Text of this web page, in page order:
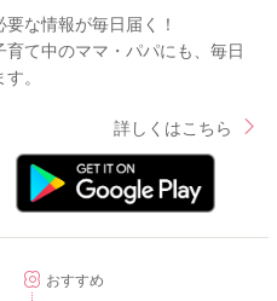
な情報が毎日届く！
て中のママ・パパにも、毎日
。
詳しくはこちら
おすすめ